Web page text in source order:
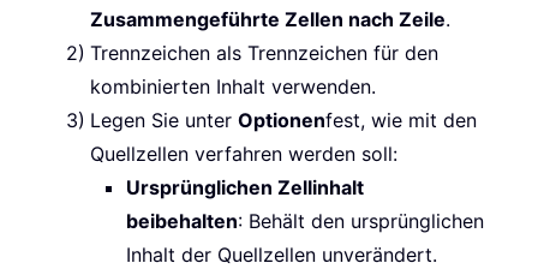
Zusammengeführte Zellen nach Zeile.
Trennzeichen als Trennzeichen für den
kombinierten Inhalt verwenden.
Legen Sie unter Optionenfest, wie mit den
Quellzellen verfahren werden soll:
Ursprünglichen Zellinhalt
beibehalten: Behält den ursprünglichen
Inhalt der Quellzellen unverändert.